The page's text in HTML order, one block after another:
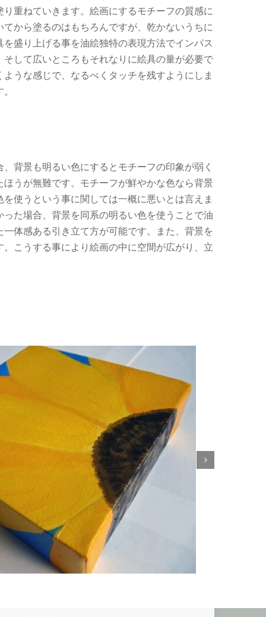
重ねていきます。絵画にするモチーフの質感に
から塗るのはもちろんですが、乾かないうちに
盛り上げる事を油絵独特の表現方法でインパス
して広いところもそれなりに絵具の量が必要で
うな感じで、なるべくタッチを残すようにしま
背景も明るい色にするとモチーフの印象が弱く
うが無難です。モチーフが鮮やかな色なら背景
使うという事に関しては一概に悪いとは言えま
た場合、背景を同系の明るい色を使うことで油
体感ある引き立て方が可能です。また、背景を
こうする事により絵画の中に空間が広がり、立
を油絵で描く７つのポイント